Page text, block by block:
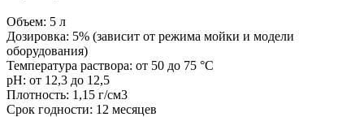
Объем: 5 л
Дозировка: 5% (зависит от режима мойки и модели
оборудования)
Температура раствора: от 50 до 75 °С
pH: от 12,3 до 12,5
Плотность: 1,15 г/см3
Срок годности: 12 месяцев